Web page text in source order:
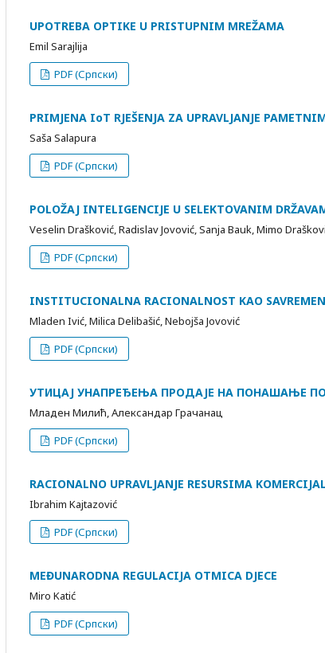
UPOTREBA OPTIKE U PRISTUPNIM MREŽAMA
Emil Sarajlija
PDF (Српски)
PRIMJENA IoT RJEŠENJA ZA UPRAVLJANJE
Saša Salapura
PDF (Српски)
POLOŽAJ INTELIGENCIJE U SELEKTOVANIM
Veselin Drašković, Radislav Jovović, Sanja Bauk, Mimo
PDF (Српски)
INSTITUCIONALNA RACIONALNOST KAO
Mladen Ivić, Milica Delibašić, Nebojša Jovović
PDF (Српски)
УТИЦАЈ УНАПРЕЂЕЊА ПРОДАЈЕ НА ПОНАШАЊЕ
Младен Милић, Aлександар Грачанац
PDF (Српски)
RACIONALNO UPRAVLJANJE RESURSIMA
Ibrahim Kajtazović
PDF (Српски)
MEĐUNARODNA REGULACIJA OTMICA DJECE
Miro Katić
PDF (Српски)